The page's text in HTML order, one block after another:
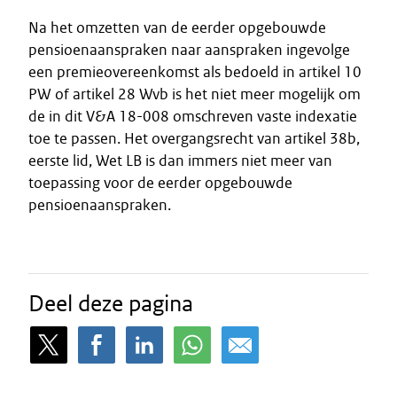
Na het omzetten van de eerder opgebouwde
pensioenaanspraken naar aanspraken ingevolge
een premieovereenkomst als bedoeld in artikel 10
PW of artikel 28 Wvb is het niet meer mogelijk om
de in dit V&A 18-008 omschreven vaste indexatie
toe te passen. Het overgangsrecht van artikel 38b,
eerste lid, Wet LB is dan immers niet meer van
toepassing voor de eerder opgebouwde
pensioenaanspraken.
Deel deze pagina